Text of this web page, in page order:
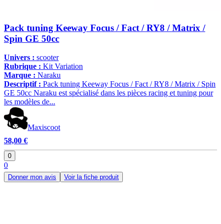
Pack tuning Keeway Focus / Fact / RY8 / Matrix /
Spin GE 50cc
Univers : scooter
Rubrique : Kit Variation
Marque : Naraku
Descriptif : Pack tuning Keeway Focus / Fact / RY8 / Matrix / Spin
GE 50cc Naraku est spécialisé dans les pièces racing et tuning pour
les modèles de...
Maxiscoot
58,00 €
0
0
Donner mon avis Voir la fiche produit